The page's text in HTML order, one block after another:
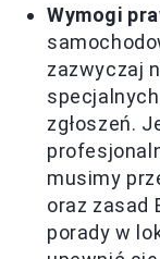
Wymogi
zazwyczaj
zgłoszeń.
musimy
oraz zasad
porady w